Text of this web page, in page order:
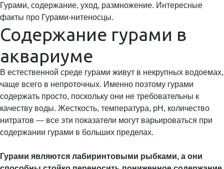
Гурами, содержание, уход, размножение. Интересные
факты про Гурами-нитеносцы.
Содержание гурами в
аквариуме
В естественной среде гурами живут в некрупных водоемах,
чаще всего в непроточных. Именно поэтому гурами
содержать просто, поскольку они не требовательны к
качеству воды. Жесткость, температура, рН, количество
нитратов — все эти показатели могут варьироваться при
содержании гурами в больших пределах.
Гурами являются лабиринтовыми рыбками, а они